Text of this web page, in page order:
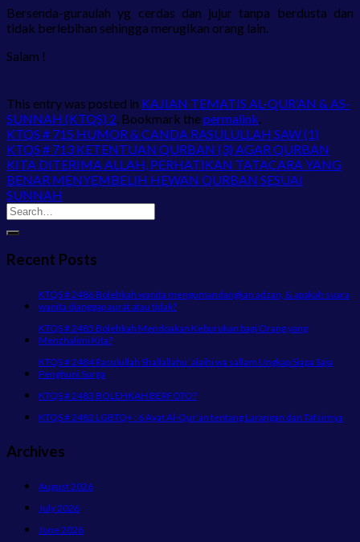
Bersenda-guraulah yg cerdas dan jujur tanpa berdusta dan
tidak berlebihan sehingga merugikan orang lain.
Salam !
This entry was posted in KAJIAN TEMATIS AL-QUR’AN & AS-
SUNNAH (KTQS) 2. Bookmark thepermalink.
KTQS # 715 HUMOR & CANDA RASULULLAH SAW (1)
KTQS # 713 KETENTUAN QURBAN (3) AGAR QURBAN
KITA DITERIMA ALLAH, PERHATIKAN TATACARA YANG
BENAR MENYEMBELIH HEWAN QURBAN SESUAI
SUNNAH
Recent Posts
KTQS # 2486 Bolehkah wanita mengumandangkan adzan, & apakah suara
wanita dianggap aurat atau tidak?
KTQS # 2485 Bolehkah Mendoakan Keburukan bagi Orang yang
Menzhalimi Kita?
KTQS # 2484 Rasulullah Shallallahu ‘alaihi wa sallam Ungkap Siapa Saja
Penghuni Surga
KTQS # 2483 BOLEHKAH BERFOTO?
KTQS # 2482 LGBTQ+ : 6 Ayat Al-Qur’an tentang Larangan dan Tafsirnya
Archives
August 2026
July 2026
June 2026